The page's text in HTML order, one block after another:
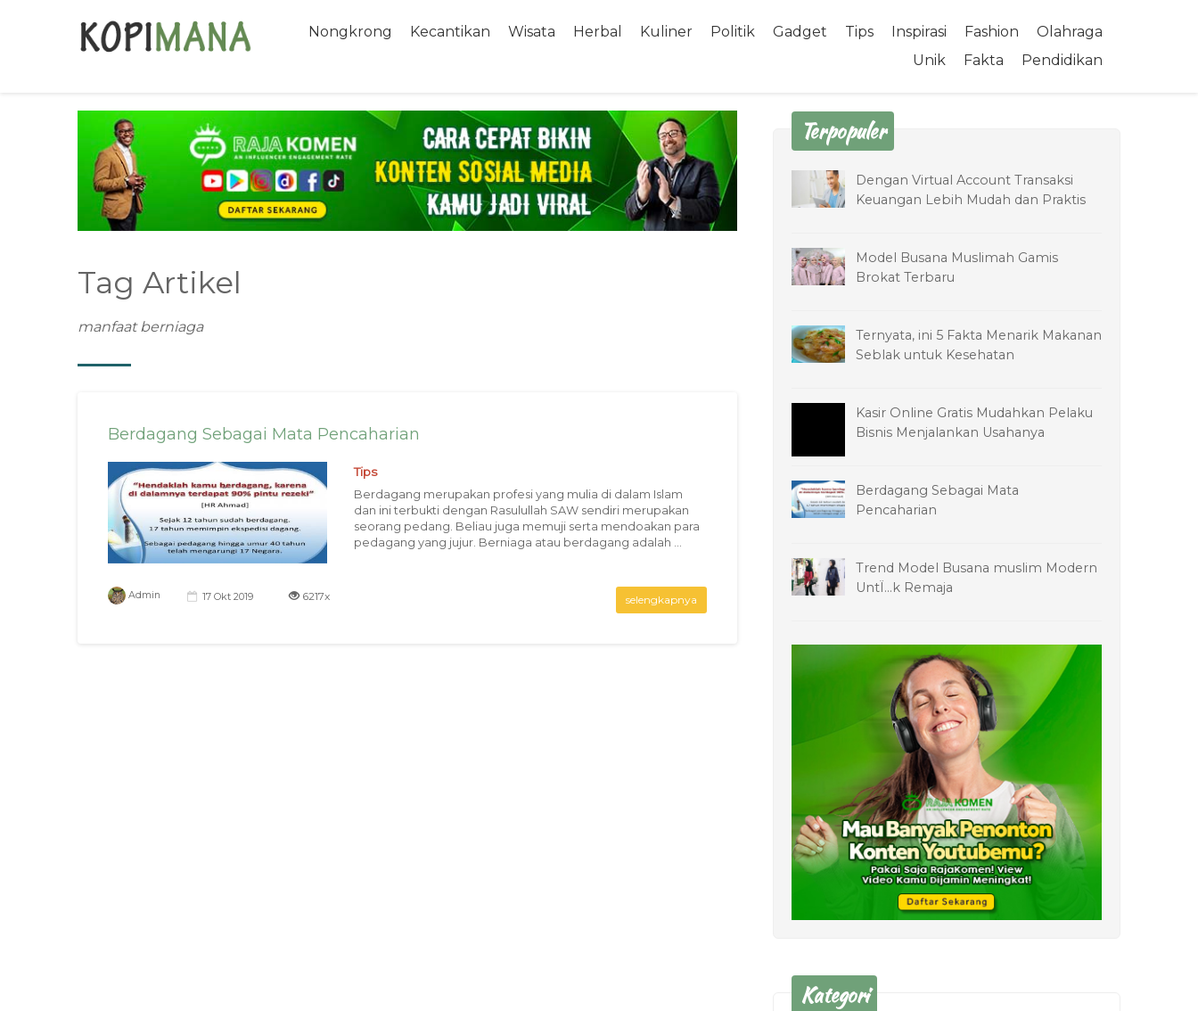
Nongkrong Kecantikan Wisata Herbal Kuliner Politik Gadget Tips Inspirasi Fashion
Olahraga
Unik
Fakta Pendidikan
Tag Artikel
manfaat berniaga
Berdagang Sebagai Mata Pencaharian
Tips
Berdagang merupakan profesi yang mulia di dalam Islam
dan ini terbukti dengan Rasulullah SAW sendiri merupakan
seorang pedang. Beliau juga memuji serta mendoakan para
pedagang yang jujur. Berniaga atau berdagang adalah ...
Admin 17 Okt 2019 6217x selengkapnya
Terpopuler
Dengan Virtual Account Transaksi
Keuangan Lebih Mudah dan Praktis
Model Busana Muslimah Gamis
Brokat Terbaru
Ternyata, ini 5 Fakta Menarik Makanan
Seblak untuk Kesehatan
Kasir Online Gratis Mudahkan Pelaku
Bisnis Menjalankan Usahanya
Berdagang Sebagai Mata
Pencaharian
Trend Model Busana muslim Modern
UntÏ…k Remaja
Kategori